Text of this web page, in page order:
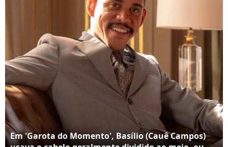
Em 'Garota do Momento', Basílio (Cauê Campos)